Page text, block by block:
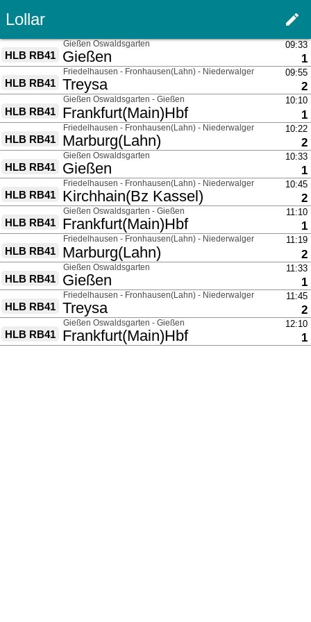
Lollar edit
HLB RB41 nach
Gießen
09:33
1
über
Gießen Oswaldsgarten
HLB RB41 nach
Treysa
09:55
2
über
Friedelhausen - Fronhausen(Lahn) - Niederwalgern
HLB RB41 nach
Frankfurt(Main)Hbf
10:10
1
über
Gießen Oswaldsgarten - Gießen
HLB RB41 nach
Marburg(Lahn)
10:22
2
über
Friedelhausen - Fronhausen(Lahn) - Niederwalgern
HLB RB41 nach
Gießen
10:33
1
über
Gießen Oswaldsgarten
HLB RB41 nach
Kirchhain(Bz Kassel)
10:45
2
über
Friedelhausen - Fronhausen(Lahn) - Niederwalgern
HLB RB41 nach
Frankfurt(Main)Hbf
11:10
1
über
Gießen Oswaldsgarten - Gießen
HLB RB41 nach
Marburg(Lahn)
11:19
2
über
Friedelhausen - Fronhausen(Lahn) - Niederwalgern
HLB RB41 nach
Gießen
11:33
1
über
Gießen Oswaldsgarten
HLB RB41 nach
Treysa
11:45
2
über
Friedelhausen - Fronhausen(Lahn) - Niederwalgern
HLB RB41 nach
Frankfurt(Main)Hbf
12:10
1
über
Gießen Oswaldsgarten - Gießen